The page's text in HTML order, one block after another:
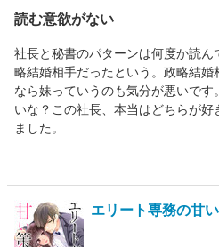
読む意欲がない
社長と秘書のパターンは何度か読
略結婚相手だったという。政略結婚
なら妹っていうのも気分が悪いで
いな？この社長、本当はどちらが
ました。
エリート専務の甘